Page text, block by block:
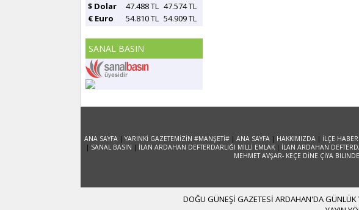
$ Dolar
47.488 TL 47.574 TL
€ Euro
54.810 TL 54.909 TL
SANAL BASIN
ANA SAYFA|YARINKİ GAZETEMİZİN #MANŞETİ#| ANA SAYFA| HAKKIMIZDA| İLÇE
| SANAL BASIN | İLAN ARDAHAN DEFTERDARLIĞI MİLLİ EMLAK | İLAN ARDAHAN
MEHMET AVŞAR- KEÇE DİNE ÇİYA BILINDE
DOĞU GÜNEŞİ GAZETESİ ARDAHAN'DA